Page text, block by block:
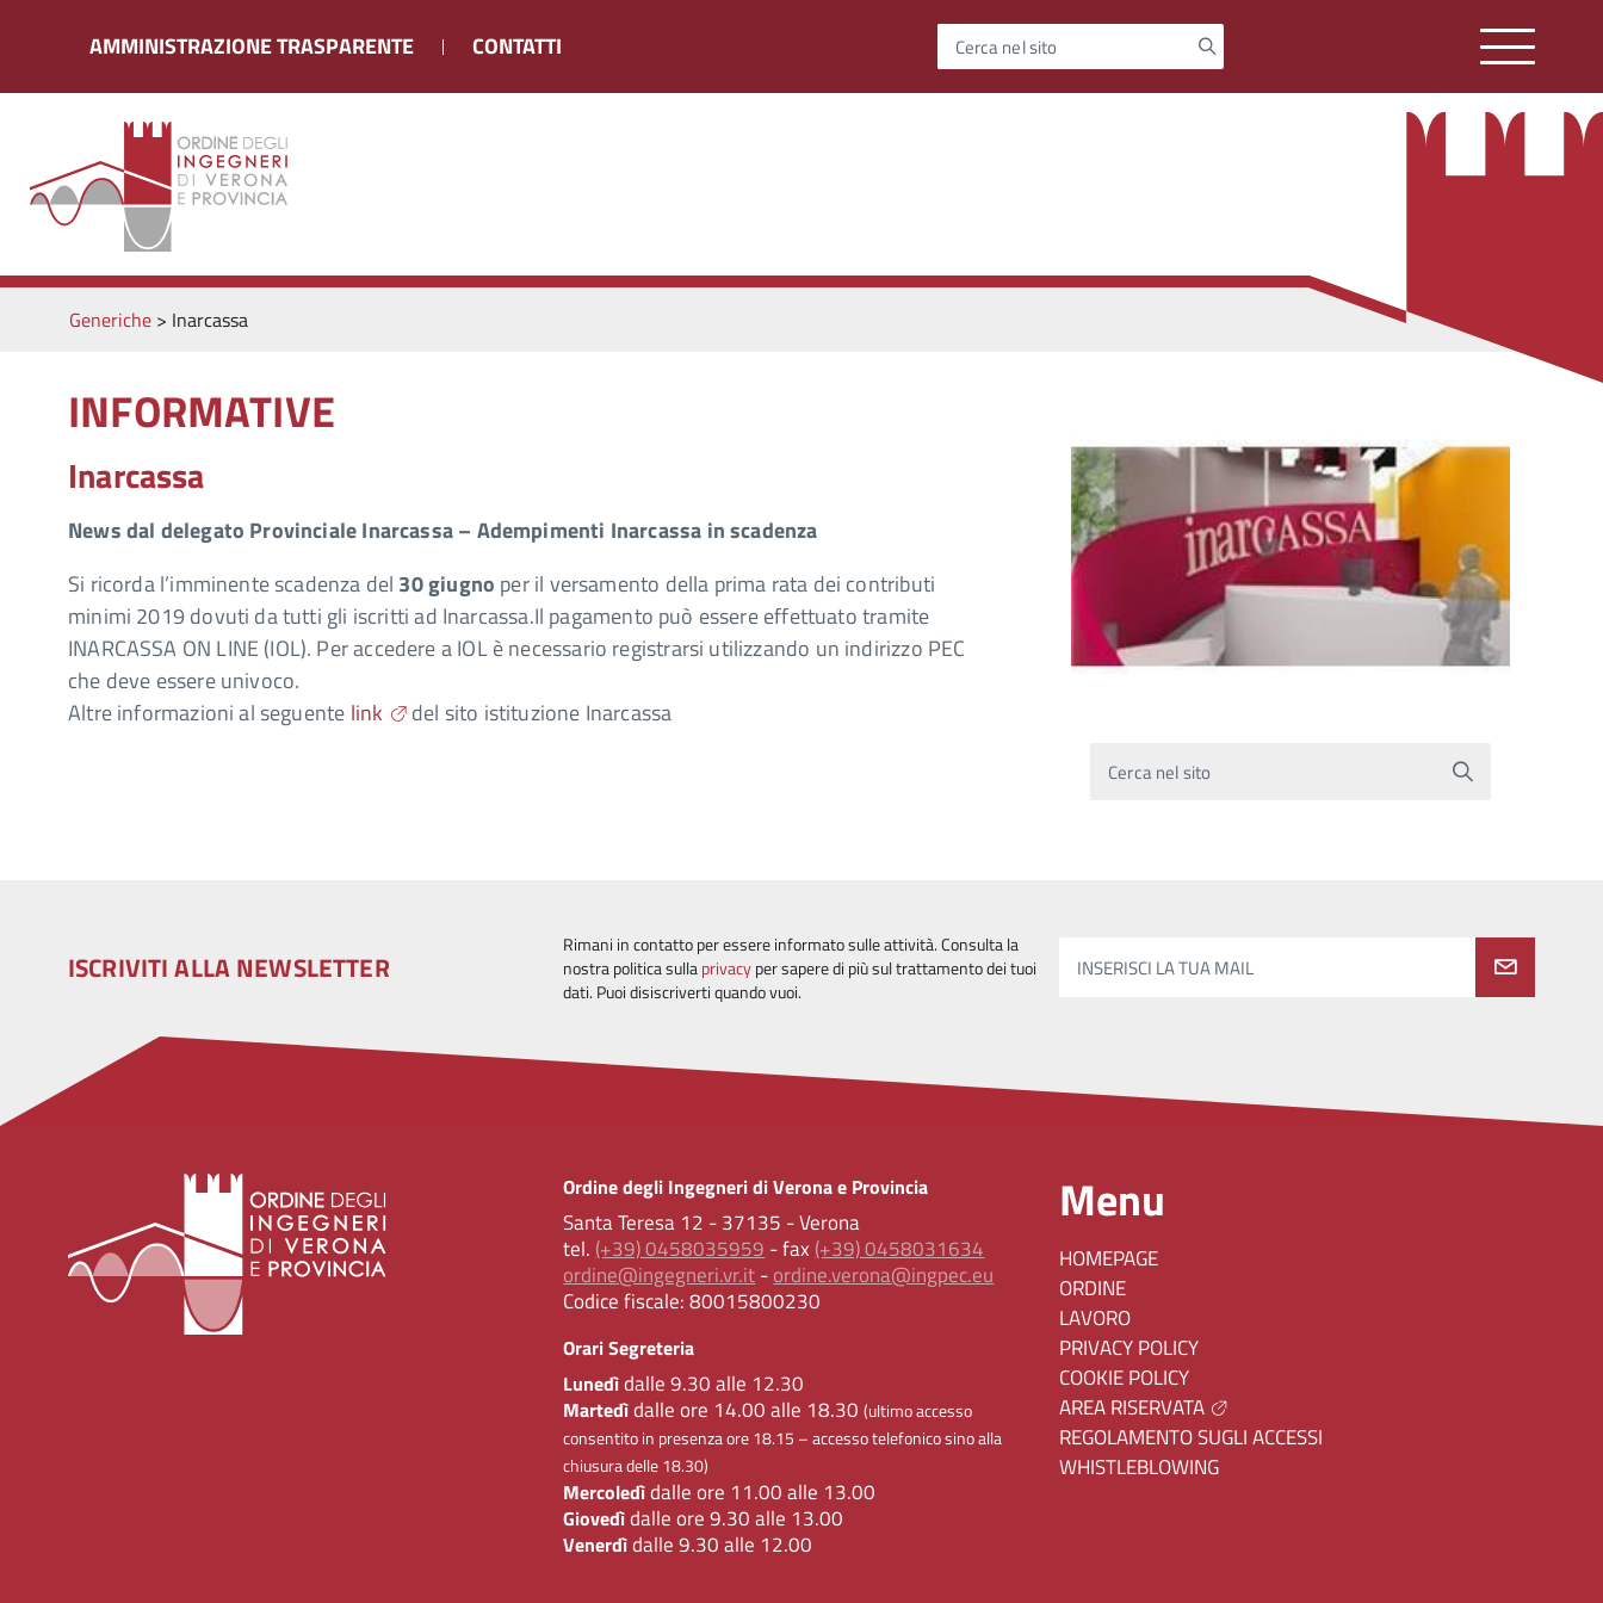
AMMINISTRAZIONE TRASPARENTE CONTATTI Cerca nel sito
Generiche> Inarcassa
INFORMATIVE
Inarcassa
News dal delegato Provinciale Inarcassa – Adempimenti Inarcassa in scadenza
Si ricorda l’imminente scadenza del 30 giugno per il versamento della prima rata dei contributi
minimi 2019 dovuti da tutti gli iscritti ad Inarcassa.Il pagamento può essere effettuato tramite
INARCASSA ON LINE (IOL). Per accedere a IOL è necessario registrarsi utilizzando un indirizzo PEC
che deve essere univoco.
Altre informazioni al seguente link del sito istituzione Inarcassa
Cerca nel sito
ISCRIVITI ALLA NEWSLETTER
Rimani in contatto per essere informato sulle attività. Consulta la
nostra politica sullaprivacyper sapere di più sul trattamento dei tuoi
dati. Puoi disiscriverti quando vuoi.
INSERISCI LA TUA MAIL
Ordine degli Ingegneri di Verona e Provincia
Santa Teresa 12 - 37135 - Verona
tel.(+39) 0458035959- fax(+39) 0458031634
ordine@ingegneri.vr.it-ordine.verona@ingpec.eu
Codice fiscale:80015800230
Orari Segreteria
Lunedìdalle 9.30 alle 12.30
Martedìdalle ore 14.00 alle 18.30(ultimo accesso
consentito in presenza ore 18.15 – accesso telefonico sino alla
chiusura delle 18.30)
Mercoledìdalle ore 11.00 alle 13.00
Giovedìdalle ore 9.30 alle 13.00
Venerdìdalle 9.30 alle 12.00
Menu
HOMEPAGE
ORDINE
LAVORO
PRIVACY POLICY
COOKIE POLICY
AREA RISERVATA
REGOLAMENTO SUGLI ACCESSI
WHISTLEBLOWING